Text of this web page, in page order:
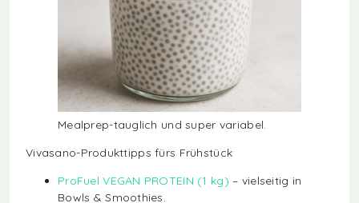
Mealprep-tauglich und super variabel.
Vivasano-Produkttipps fürs Frühstück
ProFuel VEGAN PROTEIN (1 kg) – vielseitig in
Bowls & Smoothies.